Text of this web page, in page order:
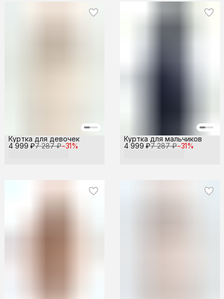
4 999 ₽7 287 ₽−31%
Куртка для девочек
4 999 ₽7 287 ₽−31%
Куртка для мальчиков